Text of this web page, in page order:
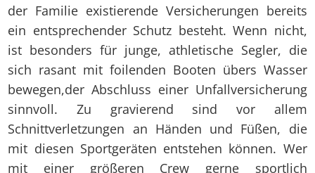
der Familie existierende Versicherungen bereits
ein entsprechender Schutz besteht. Wenn nicht,
ist besonders für junge, athletische Segler, die
sich rasant mit foilenden Booten übers Wasser
bewegen,der Abschluss einer Unfallversicherung
sinnvoll. Zu gravierend sind vor allem
Schnittverletzungen an Händen und Füßen, die
mit diesen Sportgeräten entstehen können. Wer
mit einer größeren Crew gerne sportlich